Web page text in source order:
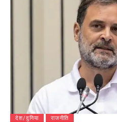
देश/दुनिया राजनीति